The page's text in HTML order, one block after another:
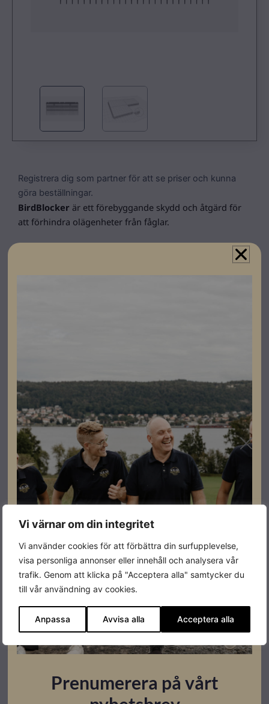
Vi värnar om din integritet
Vi använder cookies för att förbättra din surfupplevelse,
visa personliga annonser eller innehåll och analysera vår
trafik. Genom att klicka på "Acceptera alla" samtycker du
till vår användning av cookies.
Anpassa Avvisa alla Acceptera alla
Registrera dig som partner för att se priser och kunna
göra beställningar.
BirdBlocker är ett förebyggande skydd och åtgärd för
att förhindra olägenheter från fåglar.
Färg Svart
Varumärke Birdblocker
Leverantörens
artikelnummer
BB200evo-30C
Ladda ner
Montageanvisningar
Ladda ner
Relaterade produkter
Prenumerera på vårt